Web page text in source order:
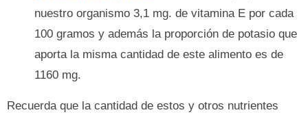
nuestro organismo 3,1 mg. de vitamina E por cada
100 gramos y además la proporción de potasio que
aporta la misma cantidad de este alimento es de
1160 mg.
Recuerda que la cantidad de estos y otros nutrientes